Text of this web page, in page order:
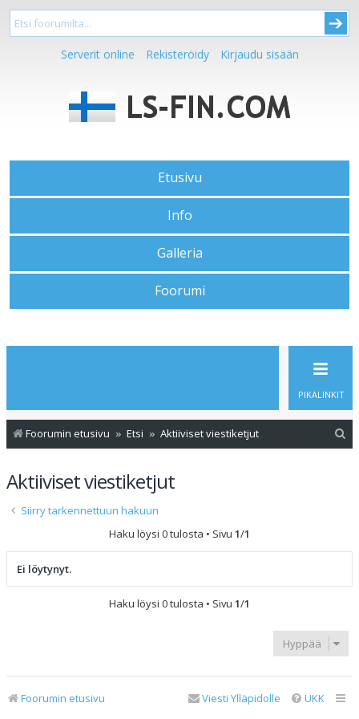
Serverit online Rekisteröidy Kirjaudu sisään
Etusivu
Info
Galleria
Foorumi
PIKALINKIT
Foorumin etusivu Etsi Aktiiviset viestiketjut
Aktiiviset viestiketjut
Siirry tarkennettuun hakuun
Haku löysi 0 tulosta • Sivu 1/1
Ei löytynyt.
Haku löysi 0 tulosta • Sivu 1/1
Hyppää
Foorumin etusivu UKK
Viesti Ylläpidolle